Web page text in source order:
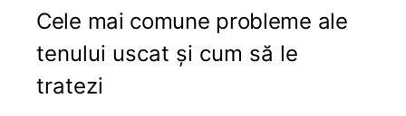
Cele mai comune probleme ale
tenului uscat și cum să le
tratezi